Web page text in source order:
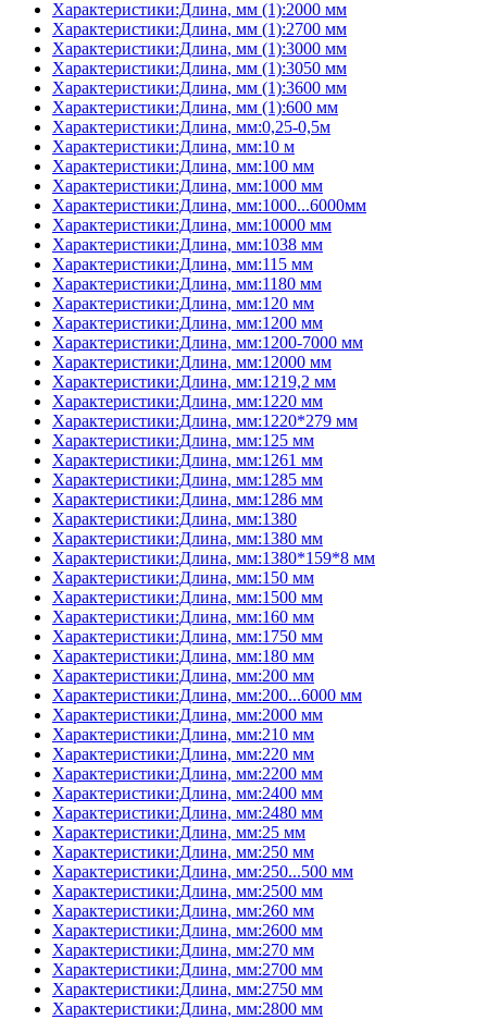
Характеристики:Длина, мм (1):2000 мм
Характеристики:Длина, мм (1):2700 мм
Характеристики:Длина, мм (1):3000 мм
Характеристики:Длина, мм (1):3050 мм
Характеристики:Длина, мм (1):3600 мм
Характеристики:Длина, мм (1):600 мм
Характеристики:Длина, мм:0,25-0,5м
Характеристики:Длина, мм:10 м
Характеристики:Длина, мм:100 мм
Характеристики:Длина, мм:1000 мм
Характеристики:Длина, мм:1000...6000мм
Характеристики:Длина, мм:10000 мм
Характеристики:Длина, мм:1038 мм
Характеристики:Длина, мм:115 мм
Характеристики:Длина, мм:1180 мм
Характеристики:Длина, мм:120 мм
Характеристики:Длина, мм:1200 мм
Характеристики:Длина, мм:1200-7000 мм
Характеристики:Длина, мм:12000 мм
Характеристики:Длина, мм:1219,2 мм
Характеристики:Длина, мм:1220 мм
Характеристики:Длина, мм:1220*279 мм
Характеристики:Длина, мм:125 мм
Характеристики:Длина, мм:1261 мм
Характеристики:Длина, мм:1285 мм
Характеристики:Длина, мм:1286 мм
Характеристики:Длина, мм:1380
Характеристики:Длина, мм:1380 мм
Характеристики:Длина, мм:1380*159*8 мм
Характеристики:Длина, мм:150 мм
Характеристики:Длина, мм:1500 мм
Характеристики:Длина, мм:160 мм
Характеристики:Длина, мм:1750 мм
Характеристики:Длина, мм:180 мм
Характеристики:Длина, мм:200 мм
Характеристики:Длина, мм:200...6000 мм
Характеристики:Длина, мм:2000 мм
Характеристики:Длина, мм:210 мм
Характеристики:Длина, мм:220 мм
Характеристики:Длина, мм:2200 мм
Характеристики:Длина, мм:2400 мм
Характеристики:Длина, мм:2480 мм
Характеристики:Длина, мм:25 мм
Характеристики:Длина, мм:250 мм
Характеристики:Длина, мм:250...500 мм
Характеристики:Длина, мм:2500 мм
Характеристики:Длина, мм:260 мм
Характеристики:Длина, мм:2600 мм
Характеристики:Длина, мм:270 мм
Характеристики:Длина, мм:2700 мм
Характеристики:Длина, мм:2750 мм
Характеристики:Длина, мм:2800 мм